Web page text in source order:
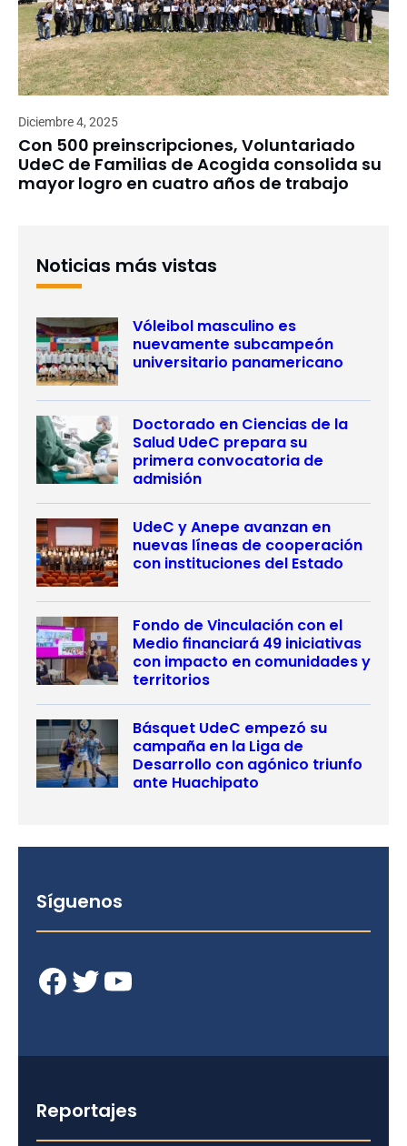
Diciembre 4, 2025
Con 500 preinscripciones, Voluntariado
UdeC de Familias de Acogida consolida su
mayor logro en cuatro años de trabajo
Noticias más vistas
Vóleibol masculino es
nuevamente subcampeón
universitario panamericano
Doctorado en Ciencias de la
Salud UdeC prepara su
primera convocatoria de
admisión
UdeC y Anepe avanzan en
nuevas líneas de cooperación
con instituciones del Estado
Fondo de Vinculación con el
Medio financiará 49 iniciativas
con impacto en comunidades y
territorios
Básquet UdeC empezó su
campaña en la Liga de
Desarrollo con agónico triunfo
ante Huachipato
Síguenos
Facebook Twitter YouTube
Reportajes